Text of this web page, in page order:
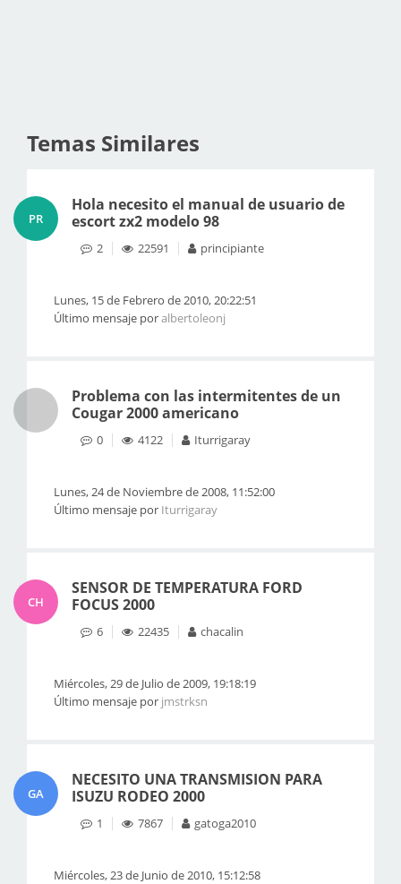
Temas Similares
PR
Hola necesito el manual de usuario de
escort zx2 modelo 98
2 22591 principiante
Lunes, 15 de Febrero de 2010, 20:22:51
Último mensaje poralbertoleonj
Problema con las intermitentes de un
Cougar 2000 americano
0 4122 Iturrigaray
Lunes, 24 de Noviembre de 2008, 11:52:00
Último mensaje por Iturrigaray
CH
SENSOR DE TEMPERATURA FORD
FOCUS 2000
6 22435 chacalin
Miércoles, 29 de Julio de 2009, 19:18:19
Último mensaje por jmstrksn
GA
NECESITO UNA TRANSMISION PARA
ISUZU RODEO 2000
1 7867 gatoga2010
Miércoles, 23 de Junio de 2010, 15:12:58